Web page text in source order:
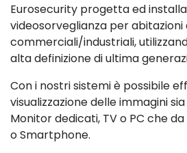
Eurosecurity progetta ed
videosorveglianza per
commerciali/industriali,
alta definizione di ultima
Con i nostri sistemi è possibile
visualizzazione delle immagini
Monitor dedicati, TV o PC che
o Smartphone.